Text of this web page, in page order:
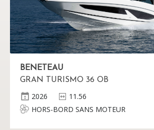
BENETEAU
GRAN TURISMO 36 OB
2026
11.56
HORS-BORD SANS MOTEUR